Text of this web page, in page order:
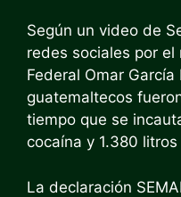
Según un video de
redes sociales por
Federal Omar
guatemaltecos
tiempo que se
cocaína y 1.380
La declaración